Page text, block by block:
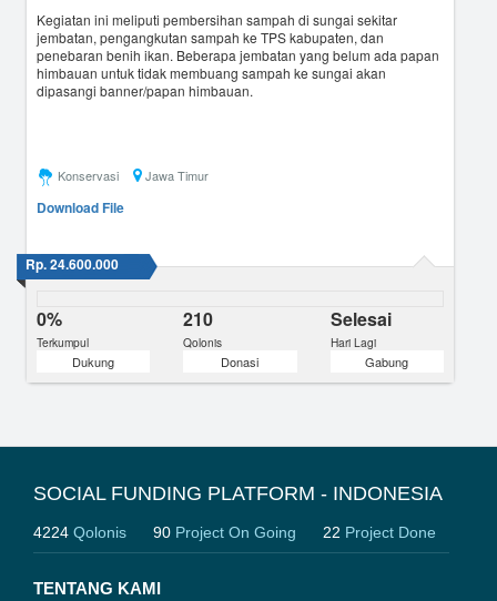
Kegiatan ini meliputi pembersihan sampah di sungai sekitar
jembatan, pengangkutan sampah ke TPS kabupaten, dan
penebaran benih ikan. Beberapa jembatan yang belum ada papan
himbauan untuk tidak membuang sampah ke sungai akan
dipasangi banner/papan himbauan.
Konservasi Jawa Timur
Download File
Rp. 24.600.000
0%
Terkumpul
210
Qolonis
Selesai
Hari Lagi
Dukung Donasi Gabung
SOCIAL FUNDING PLATFORM - INDONESIA
4224 Qolonis 90 Project On Going 22 Project Done
TENTANG KAMI